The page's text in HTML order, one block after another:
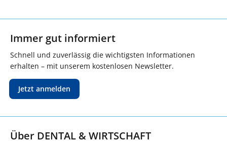
Immer gut informiert
Schnell und zuverlässig die wichtigsten Informationen
erhalten – mit unserem kostenlosen Newsletter.
Jetzt anmelden
Über DENTAL & WIRTSCHAFT